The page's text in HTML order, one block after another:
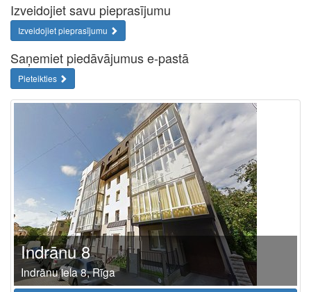
Izveidojiet savu pieprasījumu
Izveidojiet pieprasījumu
Saņemiet piedāvājumus e-pastā
Pieteikties
Indrānu 8
Indrānu iela 8, Rīga